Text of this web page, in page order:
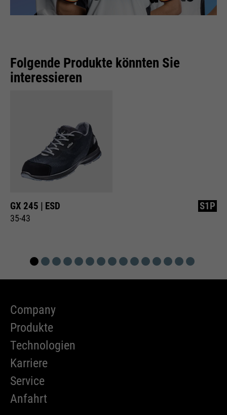
Folgende Produkte könnten Sie
interessieren
GX 245 | ESD
35-43
S1P
Company
Produkte
Technologien
Karriere
Service
Anfahrt